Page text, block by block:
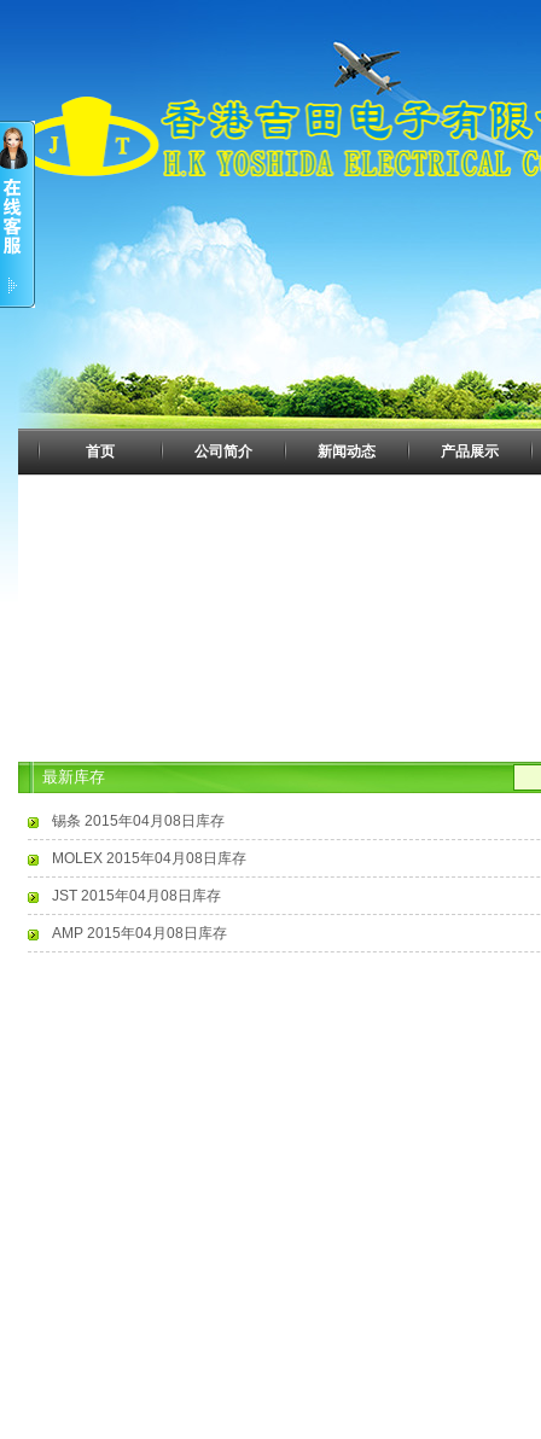
首页 公司简介 新闻动态 产品展示
最新库存
锡条 2015年04月08日库存
MOLEX 2015年04月08日库存
JST 2015年04月08日库存
AMP 2015年04月08日库存